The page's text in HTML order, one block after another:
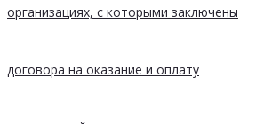
организациях, с которыми заключены
договора на оказание и оплату